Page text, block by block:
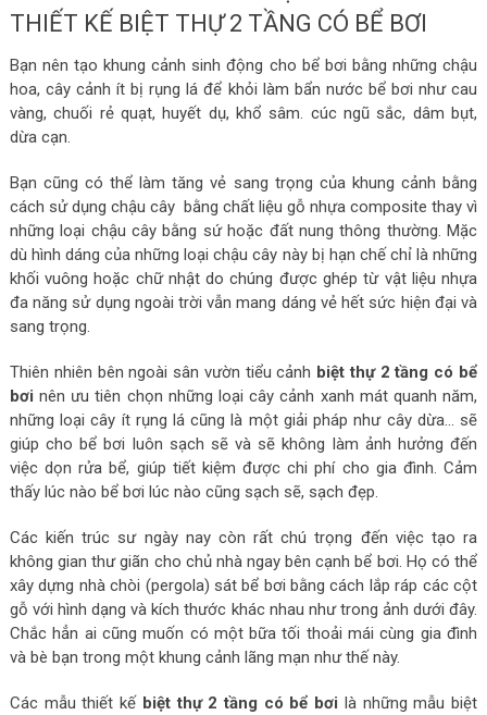
THIẾT KẾ BIỆT THỰ 2 TẦNG CÓ BỂ BƠI
Bạn nên tạo khung cảnh sinh động cho bể bơi bằng những chậu
hoa, cây cảnh ít bị rụng lá để khỏi làm bẩn nước bể bơi như cau
vàng, chuối rẻ quạt, huyết dụ, khổ sâm. cúc ngũ sắc, dâm bụt,
dừa cạn.
Bạn cũng có thể làm tăng vẻ sang trọng của khung cảnh bằng
cách sử dụng chậu cây bằng chất liệu gỗ nhựa composite thay vì
những loại chậu cây bằng sứ hoặc đất nung thông thường. Mặc
dù hình dáng của những loại chậu cây này bị hạn chế chỉ là những
khối vuông hoặc chữ nhật do chúng được ghép từ vật liệu nhựa
đa năng sử dụng ngoài trời vẫn mang dáng vẻ hết sức hiện đại và
sang trọng.
Thiên nhiên bên ngoài sân vườn tiểu cảnh biệt thự 2 tầng có bể
bơi nên ưu tiên chọn những loại cây cảnh xanh mát quanh năm,
những loại cây ít rụng lá cũng là một giải pháp như cây dừa… sẽ
giúp cho bể bơi luôn sạch sẽ và sẽ không làm ảnh hưởng đến
việc dọn rửa bể, giúp tiết kiệm được chi phí cho gia đình. Cảm
thấy lúc nào bể bơi lúc nào cũng sạch sẽ, sạch đẹp.
Các kiến trúc sư ngày nay còn rất chú trọng đến việc tạo ra
không gian thư giãn cho chủ nhà ngay bên cạnh bể bơi. Họ có thể
xây dựng nhà chòi (pergola) sát bể bơi bằng cách lắp ráp các cột
gỗ với hình dạng và kích thước khác nhau như trong ảnh dưới đây.
Chắc hẳn ai cũng muốn có một bữa tối thoải mái cùng gia đình
và bè bạn trong một khung cảnh lãng mạn như thế này.
Các mẫu thiết kế biệt thự 2 tầng có bể bơi là những mẫu biệt